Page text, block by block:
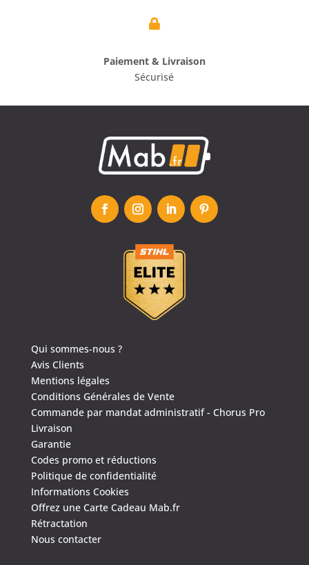

Paiement & Livraison
Sécurisé
Qui sommes-nous ?
Avis Clients
Mentions légales
Conditions Générales de Vente
Commande par mandat administratif - Chorus Pro
Livraison
Garantie
Codes promo et réductions
Politique de confidentialité
Informations Cookies
Offrez une Carte Cadeau Mab.fr
Rétractation
Nous contacter